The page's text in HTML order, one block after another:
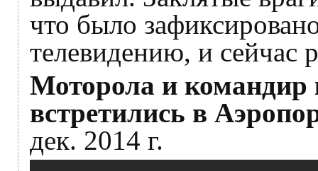
что было
телевидению, и сейчас
Моторола и командир
встретились в
дек. 2014 г.